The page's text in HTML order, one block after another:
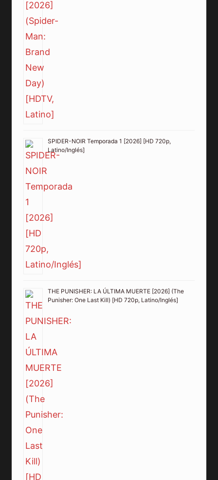
SPIDER-NOIR Temporada 1 [2026] [HD 720p,
Latino/Inglés]
THE PUNISHER: LA ÚLTIMA MUERTE [2026] (The
Punisher: One Last Kill) [HD 720p, Latino/Inglés]